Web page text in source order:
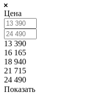
Цена
13 390
16 165
18 940
21 715
24 490
Показать